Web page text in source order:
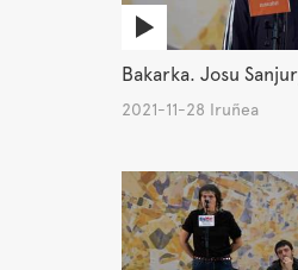
Bakarka. Josu
2021-11-28 Iruñea